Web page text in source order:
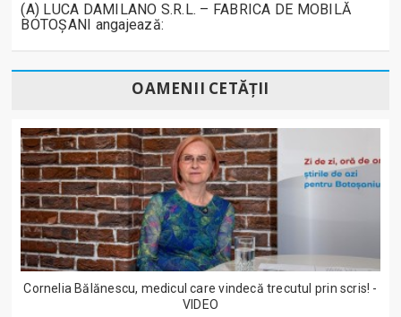
(A) LUCA DAMILANO S.R.L. – FABRICA DE MOBILĂ
BOTOȘANI angajează:
OAMENII CETĂȚII
Cornelia Bălănescu, medicul care vindecă trecutul prin scris! -
VIDEO